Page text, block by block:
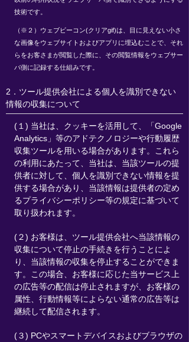
技術です。
（※２）ウェブビーコン(クリアgif)は、目に見えない小さ
な画像をウェブサイトおよびアプリに埋込むことで、それ
らをお客さまが閲覧した際に、その閲覧情報をウェブサー
バ側に記録する仕組みです。
2．ツール提供会社による個人を識別できない
情報の収集について
(１) 当社は、クッキーを活用して、「Google
Analytics」等のアドテクノロジーや行動履歴
収集ツールを用いる場合があります。これら
の利用にあたって、当社は、当該ツールの提
供者に対して、個人を識別できない情報を提
供する場合があり、当該情報は提供者の定め
るプライバシーポリシー等の規定に基づいて
取り扱われます。
(２) お客様は、ツール提供会社へ当該情報の
収集について停止の手続きを行うことによ
り、当該情報の収集を停止することができま
す。この場合、お客様に応じた当サービス上
の広告等の配信は停止されますが、お客様の
属性、行動情報等によらない通常の広告等は
継続して配信されます。
(３) PCやスマートデバイスおよびブラウザの